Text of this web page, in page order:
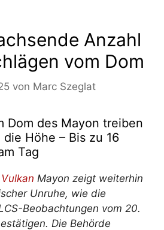
Anzahl
vom Dom
von Marc Szeglat
Dom des Mayon treiben
Höhe – Bis zu 16
Tag
Vulkan Mayon zeigt weiterhin
Unruhe, wie die
Beobachtungen vom 20.
Die Behörde